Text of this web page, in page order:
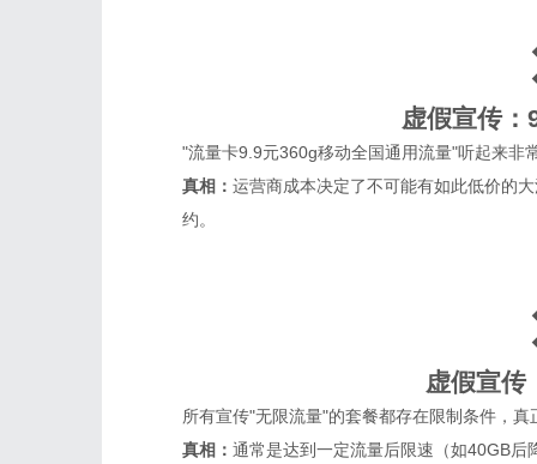
虚假宣传：
"流量卡9.9元360g移动全国通用流量"听起来非
真相： 运营商成本决定了不可能有如此低价的
约。
虚假宣传
所有宣传"无限流量"的套餐都存在限制条件，
真相： 通常是达到一定流量后限速（如40GB